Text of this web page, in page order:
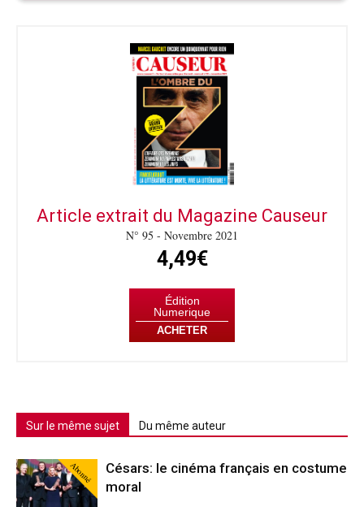
Article extrait du Magazine Causeur
N° 95 - Novembre 2021
4,49€
Édition
Numerique
ACHETER
Sur le même sujet Du même auteur
Abonné
Césars: le cinéma français en costume
moral